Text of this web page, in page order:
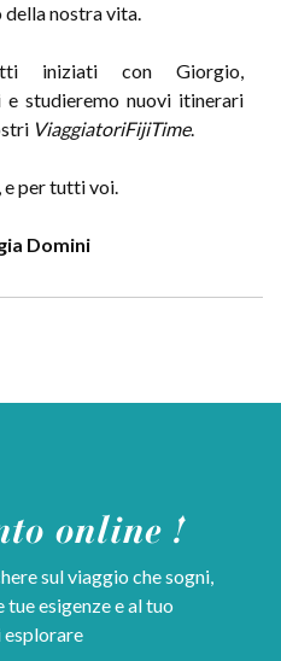
della nostra vita.
iniziati con Giorgio,
e studieremo nuovi itinerari
ViaggiatoriFijiTime.
e per tutti voi.
Domini
online !
sul viaggio che sogni,
esigenze e al tuo
esplorare